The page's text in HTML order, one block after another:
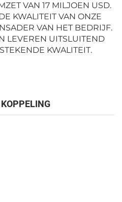
VAN 17 MILJOEN USD.
KWALITEIT VAN ONZE
VAN HET BEDRIJF.
LEVEREN UITSLUITEND
KWALITEIT.